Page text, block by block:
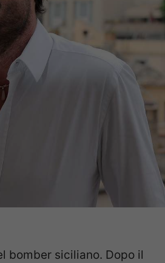
bomber siciliano. Dopo il